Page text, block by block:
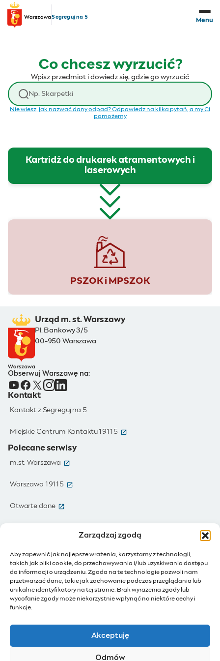
Zarządzaj zgodą
Aby zapewnić jak najlepsze wrażenia, korzystamy z technologii,
takich jak pliki cookie, do przechowywania i/lub uzyskiwania dostępu
do informacji o urządzeniu. Zgoda na te technologie pozwoli nam
przetwarzać dane, takie jak zachowanie podczas przeglądania lub
unikalne identyfikatory na tej stronie. Brak wyrażenia zgody lub
wycofanie zgody może niekorzystnie wpłynąć na niektóre cechy i
funkcje.
Akceptuję
Odmów
Przejdź do treści
Segreguj na 5
Menu
Co chcesz wyrzucić?
Wpisz przedmiot i dowiedz się, gdzie go wyrzucić
Wyszukaj odpad
Nie wiesz, jak nazwać dany odpad? Odpowiedz na kilka pytań, a my Ci
pomożemy
Kartridż do drukarek atramentowych i
laserowych
PSZOK i MPSZOK
Urząd m. st. Warszawy
Pl. Bankowy 3/5
00-950 Warszawa
Obserwuj Warszawę na:
Kontakt
Kontakt z Segreguj na 5
Miejskie Centrum Kontaktu 19115 (otwiera się w nowym oknie)
Polecane serwisy
m.st. Warszawa (otwiera się w nowym oknie)
Warszawa 19115 (otwiera się w nowym oknie)
Otwarte dane
IoT - Internet rzeczy (otwiera się w nowym oknie)
BIP - Biuletyn Informacji Publicznej (otwiera się w nowym oknie)
Działam dla Warszawy
Budżet Obywatelski (otwiera się w nowym oknie)
Konsultacje społeczne